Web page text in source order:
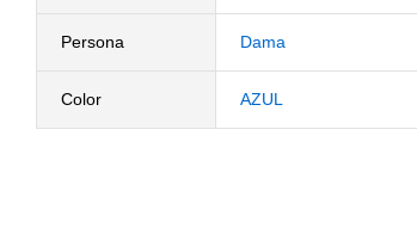
Persona Dama
Color AZUL